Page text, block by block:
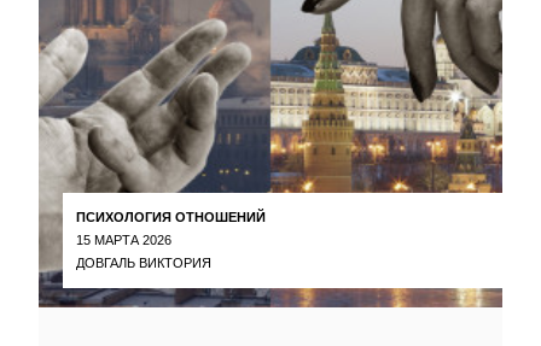
ПСИХОЛОГИЯ ОТНОШЕНИЙ
15 МАРТА 2026
ДОВГАЛЬ ВИКТОРИЯ